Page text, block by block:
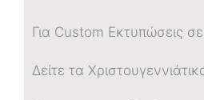
Για Custom Εκτυπώσεις
Δείτε τα